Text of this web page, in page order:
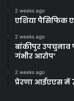
2 weeks ago
एशिया पैसिफिक
2 weeks ago
बांकीपुर उपचुनाव
गंभीर आरोप’
2 weeks ago
प्रेरणा आईएएस में